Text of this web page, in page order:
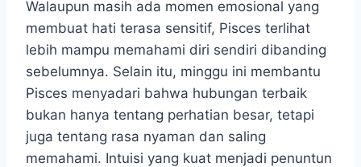
Walaupun masih ada momen emosional yang
membuat hati terasa sensitif, Pisces terlihat
lebih mampu memahami diri sendiri dibanding
sebelumnya. Selain itu, minggu ini membantu
Pisces menyadari bahwa hubungan terbaik
bukan hanya tentang perhatian besar, tetapi
juga tentang rasa nyaman dan saling
memahami. Intuisi yang kuat menjadi penuntun